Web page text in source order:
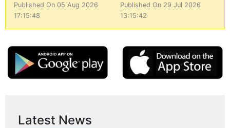
Published On 05 Aug 2026
17:15:48
Published On 29 Jul 2026
13:15:42
Latest News